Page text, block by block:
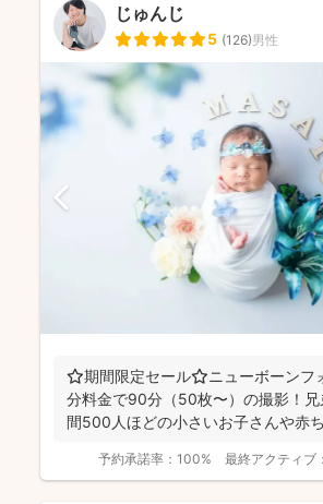
じゅんじ
5 (126)男性
⭐️期間限定セール⭐️ニューボーンフ
分料金で90分（50枚〜）の撮影！
間500人ほどの小さいお子さんや赤
予約承諾率： 100% 最終アクティブ：